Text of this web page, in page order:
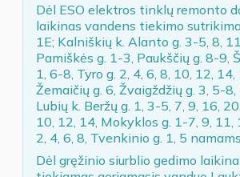
Dėl ESO elektros tinklų remonto
laikinas vandens tiekimo
1E; Kalniškių k. Alanto g. 3-5, 8,
Pamiškės g. 1-3, Paukščių g. 8-9,
1, 6-8, Tyro g. 2, 4, 6, 8, 10, 12, 14,
Žemaičių g. 6, Žvaigždžių g. 3, 5-
Lubių k. Beržų g. 1, 3-5, 7, 9, 16,
10, 12, 14, Mokyklos g. 1-7, 9, 11,
2, 4, 6, 8, Tvenkinio g. 1, 5 namams
Dėl gręžinio siurblio gedimo